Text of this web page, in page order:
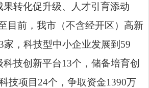
果转化促升级、人才引育添动
目前，我市（不含经开区）高新
家，科技型中小企业发展到59
技创新平台13个，储备培育创
技项目24个，争取资金1390万